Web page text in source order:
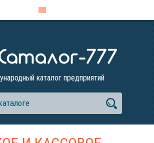
каталог предприятий